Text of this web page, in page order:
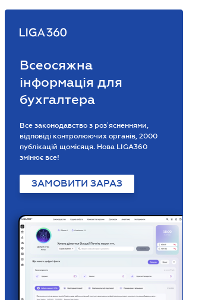
Всеосяжна
інформація для
бухгалтера
Все законодавство з розʼясненнями,
відповіді контролюючих органів, 2000
публікацій щомісяця. Нова LIGA360
змінює все!
ЗАМОВИТИ ЗАРАЗ